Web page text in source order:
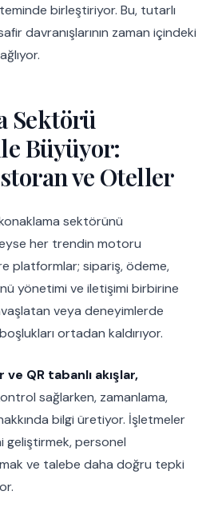
birleştiriyor. Bu, tutarlı
davranışlarının zaman içindeki
Sektörü
Büyüyor:
ve Oteller
sektörünü
her trendin motoru
platformlar; sipariş, ödeme,
yönetimi ve iletişimi birbirine
veya deneyimlerde
ortadan kaldırıyor.
QR tabanlı akışlar,
sağlarken, zamanlama,
bilgi üretiyor. İşletmeler
geliştirmek, personel
ve talebe daha doğru tepki